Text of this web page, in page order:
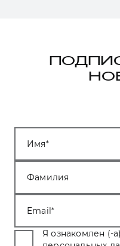
Имя
Фамилия
Email
Я ознакомлен (-